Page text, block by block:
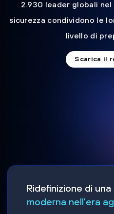
2.930 leader globali
sicurezza condividono le
livello di
Scarica il
Ridefinizione di
moderna nell'era